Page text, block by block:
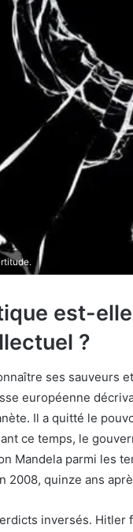
est-
?
ses sauveurs
européenne
Il a quitté le
ce temps, le
Mandela parmi les
2008, quinze ans
inversés. Hitler